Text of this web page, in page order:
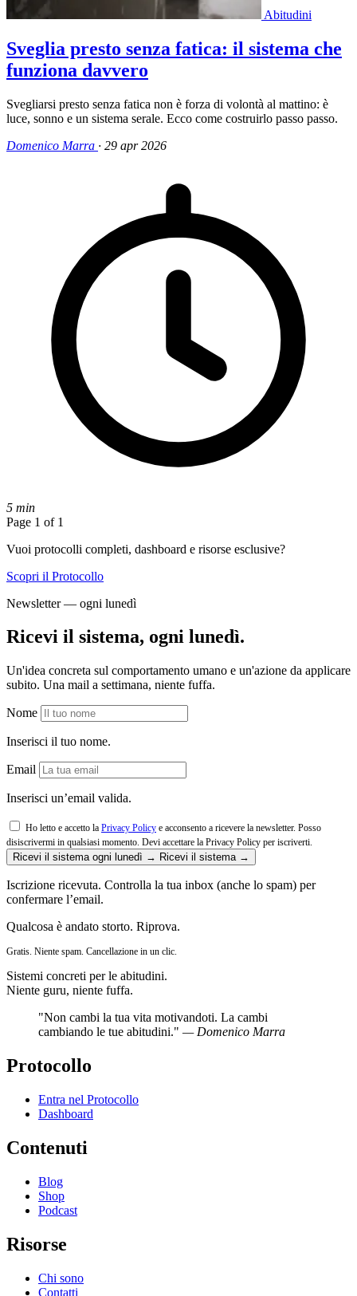
Abitudini
Sveglia presto senza fatica: il sistema che
funziona davvero
Svegliarsi presto senza fatica non è forza di volontà al mattino: è
luce, sonno e un sistema serale. Ecco come costruirlo passo passo.
Domenico Marra · 29 apr 2026
5 min
Page 1 of 1
Vuoi protocolli completi, dashboard e risorse esclusive?
Scopri il Protocollo
Newsletter — ogni lunedì
Ricevi il sistema, ogni lunedì.
Un'idea concreta sul comportamento umano e un'azione da applicare
subito. Una mail a settimana, niente fuffa.
Nome
Inserisci il tuo nome.
Email
Inserisci un’email valida.
Ho letto e accetto la Privacy Policy e acconsento a ricevere la newsletter. Posso
disiscrivermi in qualsiasi momento.
Devi accettare la Privacy Policy per iscriverti.
Ricevi il sistema ogni lunedì → Ricevi il sistema →
Iscrizione ricevuta. Controlla la tua inbox (anche lo spam) per
confermare l’email.
Qualcosa è andato storto. Riprova.
Gratis. Niente spam. Cancellazione in un clic.
Sistemi concreti per le abitudini.
Niente guru, niente fuffa.
"Non cambi la tua vita motivandoti. La cambi
cambiando le tue abitudini." — Domenico Marra
Protocollo
Entra nel Protocollo
Dashboard
Contenuti
Blog
Shop
Podcast
Risorse
Chi sono
Contatti